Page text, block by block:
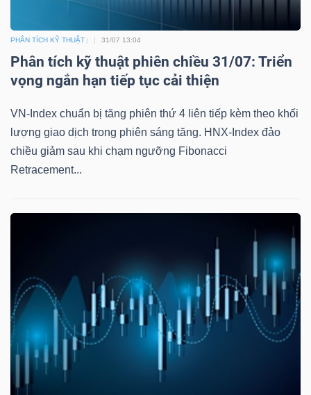
PHÂN TÍCH KỸ THUẬT 31/07 13:04
Phân tích kỹ thuật phiên chiều 31/07: Triển
vọng ngắn hạn tiếp tục cải thiện
VN-Index chuẩn bị tăng phiên thứ 4 liên tiếp kèm theo khối
lượng giao dịch trong phiên sáng tăng. HNX-Index đảo
chiều giảm sau khi chạm ngưỡng Fibonacci
Retracement...